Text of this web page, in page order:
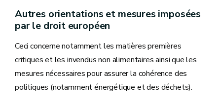
Autres orientations et mesures imposées
par le droit européen
Ceci concerne notamment les matières premières
critiques et les invendus non alimentaires ainsi que les
mesures nécessaires pour assurer la cohérence des
politiques (notamment énergétique et des déchets).